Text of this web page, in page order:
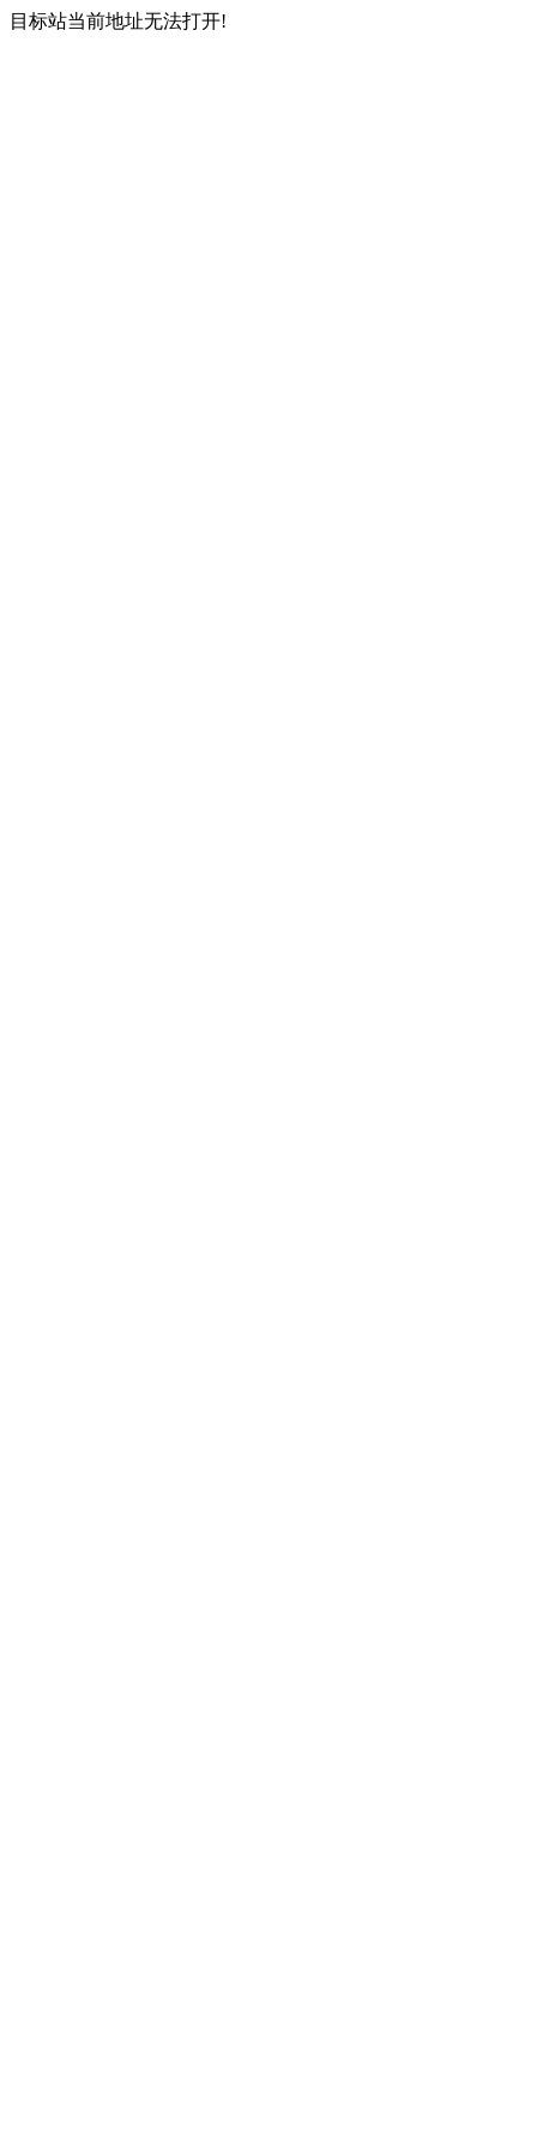
目标站当前地址无法打开!